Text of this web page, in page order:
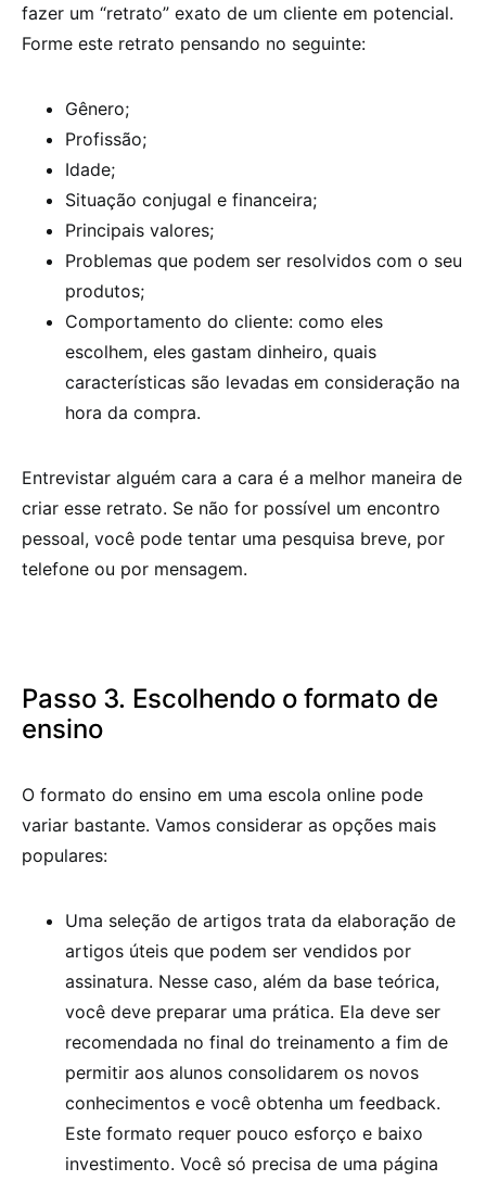
fazer um “retrato” exato de um cliente em potencial.
Forme este retrato pensando no seguinte:
Gênero;
Profissão;
Idade;
Situação conjugal e financeira;
Principais valores;
Problemas que podem ser resolvidos com o seu
produtos;
Comportamento do cliente: como eles
escolhem, eles gastam dinheiro, quais
características são levadas em consideração na
hora da compra.
Entrevistar alguém cara a cara é a melhor maneira de
criar esse retrato. Se não for possível um encontro
pessoal, você pode tentar uma pesquisa breve, por
telefone ou por mensagem.
Passo 3. Escolhendo o formato de
ensino
O formato do ensino em uma escola online pode
variar bastante. Vamos considerar as opções mais
populares:
Uma seleção de artigos trata da elaboração de
artigos úteis que podem ser vendidos por
assinatura. Nesse caso, além da base teórica,
você deve preparar uma prática. Ela deve ser
recomendada no final do treinamento a fim de
permitir aos alunos consolidarem os novos
conhecimentos e você obtenha um feedback.
Este formato requer pouco esforço e baixo
investimento. Você só precisa de uma página